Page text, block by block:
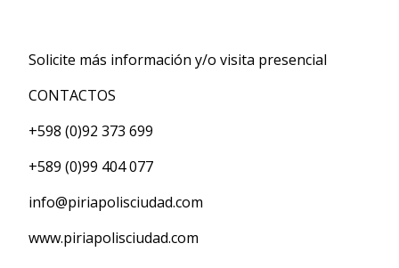
Solicite más información y/o visita presencial
CONTACTOS
+598 (0)92 373 699
+589 (0)99 404 077
info@piriapolisciudad.com
www.piriapolisciudad.com